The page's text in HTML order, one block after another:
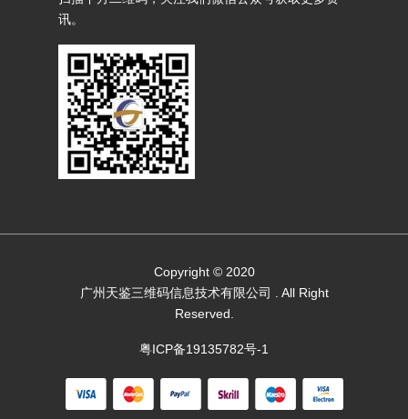
讯。
Copyright © 2020
广州天鉴三维码信息技术有限公司
. All Right
Reserved.
粤ICP备19135782号-1